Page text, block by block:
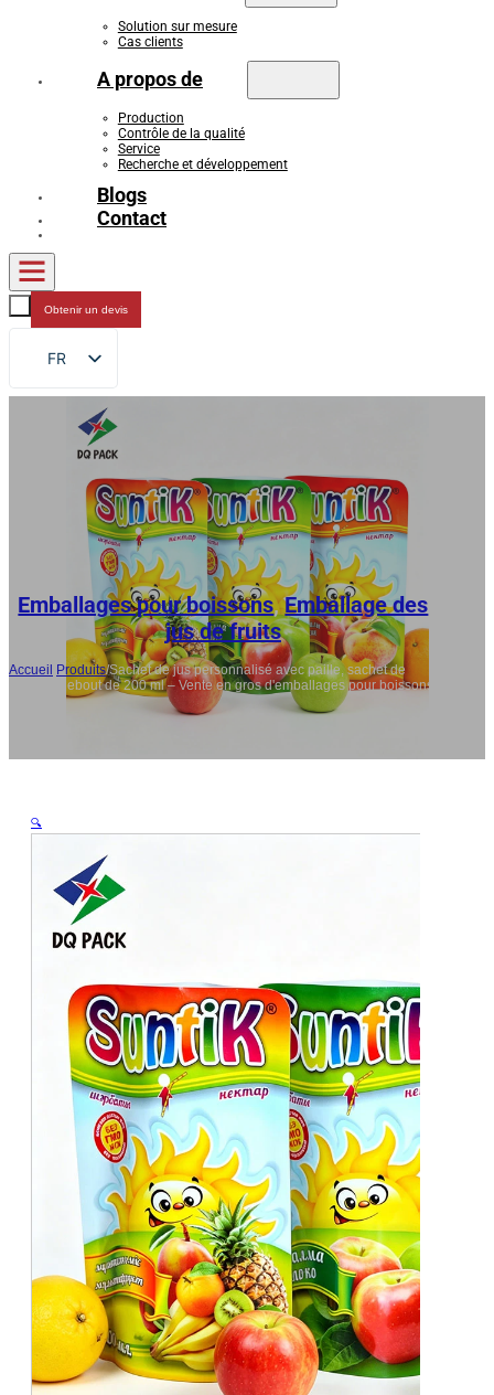
Solution sur mesure
Cas clients
A propos de
Production
Contrôle de la qualité
Service
Recherche et développement
Blogs
Contact
Obtenir un devis
FR
EN
Emballages pour boissons,Emballage des
jus de fruits
Accueil Produits/Sachet de jus personnalisé avec paille, sachet de
boisson debout de 200 ml – Vente en gros d'emballages pour boissons
🔍